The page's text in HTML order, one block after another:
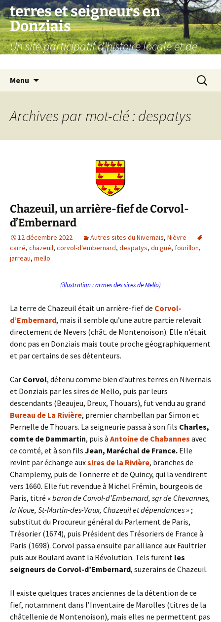
Aller
au
contenu
terres et seigneurs en
Donziais
Un site participatif d'histoire locale et de
Menu
Archives par mot-clé : despatys
Chazeuil, un arrière-fief de Corvol-
d’Embernard
12 décembre 2022 Autres sites du Nivernais, Nièvre
carré, chazeuil, corvol-d'embernard, despatys, du gué, fourillon,
jarreau, mello
(illustration : armes des sires de Mello)
La terre de Chazeuil était un arrière-fief de Corvol-
d’Embernard, mais il semble qu’une autre partie relevait
directement de Nevers (chât. de Montenoison). Elle n’était
donc pas en Donziais mais toute proche géographiquement
et par certains de ses détenteurs.
Car Corvol, détenu comme bien d’autres terres en Nivernais
et Donziais par les sires de Mello, puis par leurs
descendants (Beaujeu, Dreux, Thouars), fut vendu au grand
Bureau de La Rivière, premier chambellan par Simon et
Pernelle de Thouars. La seigneurie passa à son fils Charles,
comte de Dammartin, puis à Antoine de Chabannes avec
ce comté, et à son fils Jean, Maréchal de France. Elle
revint par échange auxsires de la Rivière, branches de
Champlemy, puis de Tonnerre et de Quincy, qui la vendirent
vers 1660. Elle fut revendue à Michel Frémin, bourgeois de
Paris, titré « baron de Corvol-d’Embernard, sgr de Chevannes,
la Noue, St-Martin-des-Vaux, Chazeuil et dépendances » ;
substitut du Procureur général du Parlement de Paris,
Trésorier (1674), puis Président des Trésoriers de France à
Paris (1698). Corvol passa ensuite par alliance aux Faultrier
puis aux Boulard avant la Révolution. Tels furent les
seigneurs de Corvol-d’Embernard, suzerains de Chazeuil.
Il existe quelques traces anciennes de la détention de ce
fief, notamment dans l’Inventaire de Marolles (titres de la
châtellenie de Montenoison), mais elles ne permettent pas